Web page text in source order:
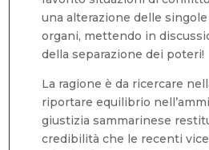
una alterazione delle
organi, mettendo in
della separazione dei poteri!
La ragione è da ricercare
riportare equilibrio
giustizia sammarinese
credibilità che le recenti